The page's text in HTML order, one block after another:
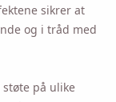
sikrer at
og i tråd med
støte på ulike